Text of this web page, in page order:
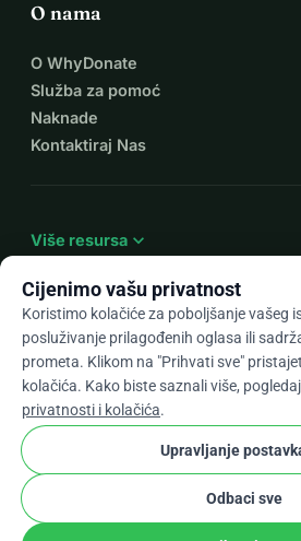
O nama
O WhyDonate
Služba za pomoć
Naknade
Kontaktiraj Nas
Više resursa expand_more
Hr arrow_drop_down
★★★★★4,9 / 5 na temelju 500+
WhyDonatePrivatnost i
Uvjeti i odredbe
Cijenimo vašu privatnost
Koristimo kolačiće za poboljšanje vašeg
posluživanje prilagođenih oglasa ili
prometa. Klikom na "Prihvati sve"
kolačića. Kako biste saznali više,
privatnosti i kolačića.
Upravljanje
Odbaci sve